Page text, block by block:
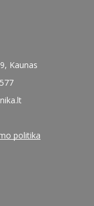
Kaunas
politika